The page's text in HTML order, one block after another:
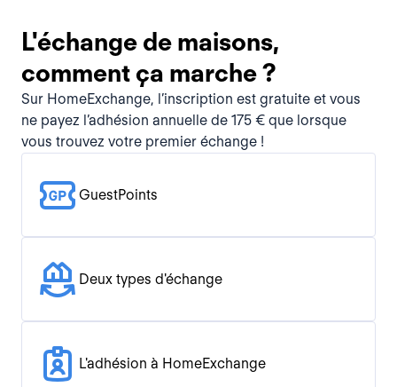
L'échange de maisons,
comment ça marche ?
Sur HomeExchange, l’inscription est gratuite et vous
ne payez l’adhésion annuelle de 175 € que lorsque
vous trouvez votre premier échange !
GuestPoints
Deux types d'échange
L'adhésion à HomeExchange